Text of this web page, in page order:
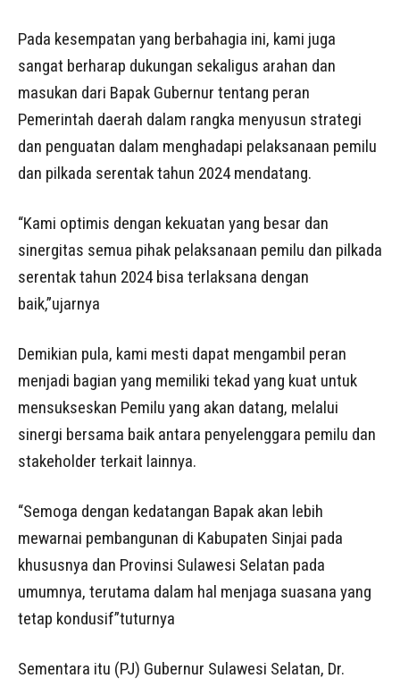
Pada kesempatan yang berbahagia ini, kami juga
sangat berharap dukungan sekaligus arahan dan
masukan dari Bapak Gubernur tentang peran
Pemerintah daerah dalam rangka menyusun strategi
dan penguatan dalam menghadapi pelaksanaan pemilu
dan pilkada serentak tahun 2024 mendatang.
“Kami optimis dengan kekuatan yang besar dan
sinergitas semua pihak pelaksanaan pemilu dan pilkada
serentak tahun 2024 bisa terlaksana dengan
baik,”ujarnya
Demikian pula, kami mesti dapat mengambil peran
menjadi bagian yang memiliki tekad yang kuat untuk
mensukseskan Pemilu yang akan datang, melalui
sinergi bersama baik antara penyelenggara pemilu dan
stakeholder terkait lainnya.
“Semoga dengan kedatangan Bapak akan lebih
mewarnai pembangunan di Kabupaten Sinjai pada
khususnya dan Provinsi Sulawesi Selatan pada
umumnya, terutama dalam hal menjaga suasana yang
tetap kondusif”tuturnya
Sementara itu (PJ) Gubernur Sulawesi Selatan, Dr.